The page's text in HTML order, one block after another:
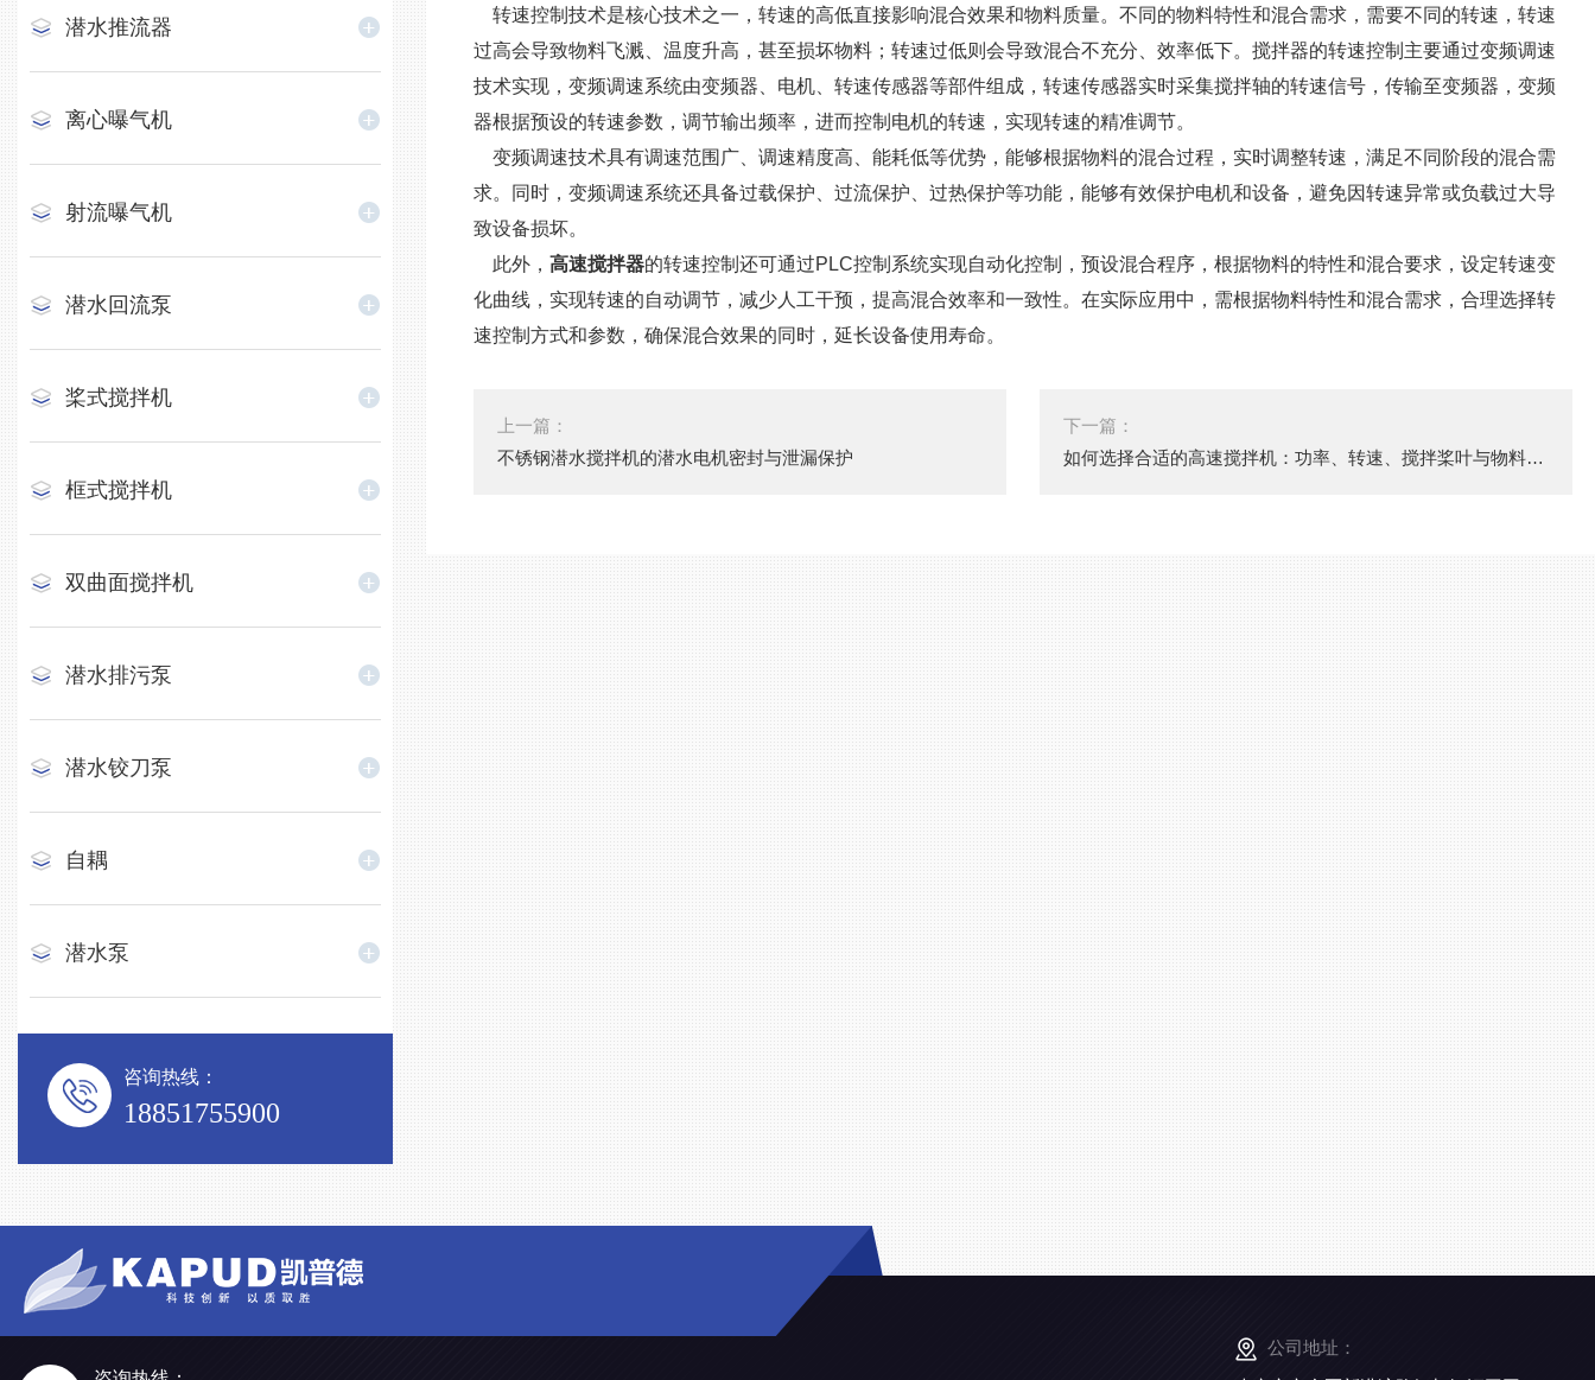
潜水推流器
离心曝气机
射流曝气机
潜水回流泵
桨式搅拌机
框式搅拌机
双曲面搅拌机
潜水排污泵
潜水铰刀泵
自耦
潜水泵
咨询热线：
18851755900
转速控制技术是核心技术之一，转速的高低直接影响混合效果和物料质量。不同的物料特性和混合需求，需要不同的转速，转速
过高会导致物料飞溅、温度升高，甚至损坏物料；转速过低则会导致混合不充分、效率低下。搅拌器的转速控制主要通过变频调速
技术实现，变频调速系统由变频器、电机、转速传感器等部件组成，转速传感器实时采集搅拌轴的转速信号，传输至变频器，变频
器根据预设的转速参数，调节输出频率，进而控制电机的转速，实现转速的精准调节。
变频调速技术具有调速范围广、调速精度高、能耗低等优势，能够根据物料的混合过程，实时调整转速，满足不同阶段的混合需
求。同时，变频调速系统还具备过载保护、过流保护、过热保护等功能，能够有效保护电机和设备，避免因转速异常或负载过大导
致设备损坏。
此外，高速搅拌器的转速控制还可通过PLC控制系统实现自动化控制，预设混合程序，根据物料的特性和混合要求，设定转速变
化曲线，实现转速的自动调节，减少人工干预，提高混合效率和一致性。在实际应用中，需根据物料特性和混合需求，合理选择转
速控制方式和参数，确保混合效果的同时，延长设备使用寿命。
上一篇：
不锈钢潜水搅拌机的潜水电机密封与泄漏保护
下一篇：
如何选择合适的高速搅拌机：功率、转速、搅拌桨叶与物料适配性分析
公司地址：